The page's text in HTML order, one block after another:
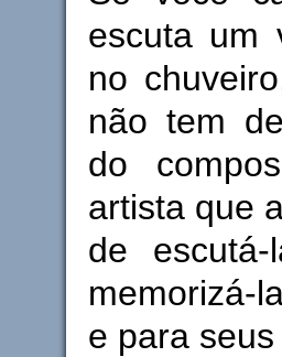
escuta um
no
não tem
do
artista que
de
memorizá-
e para